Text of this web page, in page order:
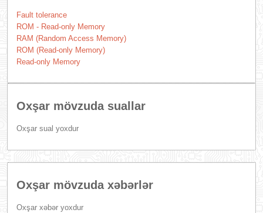
Fault tolerance
ROM - Read-only Memory
RAM (Random Access Memory)
ROM (Read-only Memory)
Read-only Memory
Oxşar mövzuda suallar
Oxşar sual yoxdur
Oxşar mövzuda xəbərlər
Oxşar xəbər yoxdur